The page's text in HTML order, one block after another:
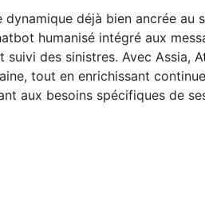
dynamique déjà bien ancrée au
humanisé intégré aux
suivi des sinistres. Avec Assia,
tout en enrichissant
aux besoins spécifiques de